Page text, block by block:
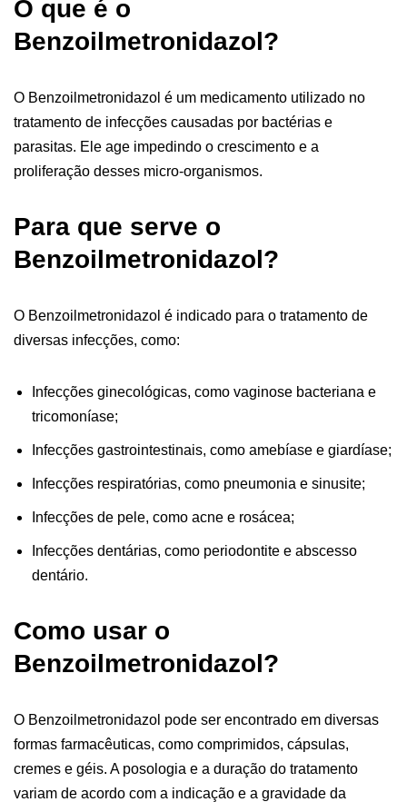
O que é o
Benzoilmetronidazol?
O Benzoilmetronidazol é um medicamento utilizado no
tratamento de infecções causadas por bactérias e
parasitas. Ele age impedindo o crescimento e a
proliferação desses micro-organismos.
Para que serve o
Benzoilmetronidazol?
O Benzoilmetronidazol é indicado para o tratamento de
diversas infecções, como:
Infecções ginecológicas, como vaginose bacteriana e
tricomoníase;
Infecções gastrointestinais, como amebíase e giardíase;
Infecções respiratórias, como pneumonia e sinusite;
Infecções de pele, como acne e rosácea;
Infecções dentárias, como periodontite e abscesso
dentário.
Como usar o
Benzoilmetronidazol?
O Benzoilmetronidazol pode ser encontrado em diversas
formas farmacêuticas, como comprimidos, cápsulas,
cremes e géis. A posologia e a duração do tratamento
variam de acordo com a indicação e a gravidade da